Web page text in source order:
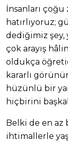
İnsanları
hatırlıyoruz;
dediğimiz şey,
çok arayış
oldukça
kararlı
hüzünlü bir
hiçbirini
Belki de en
ihtimallerle